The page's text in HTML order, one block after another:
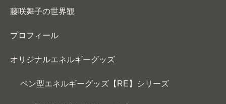
藤咲舞子の世界観
プロフィール
オリジナルエネルギーグッズ
ペン型エネルギーグッズ【RE】シリーズ